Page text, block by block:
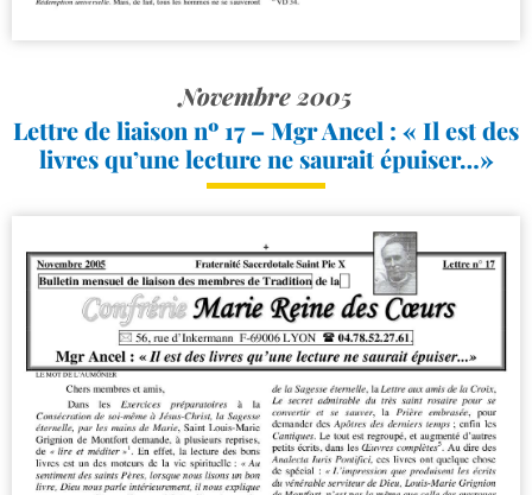
Novembre 2005
Lettre de liaison nº 17 – Mgr Ancel : « Il est des
livres qu’une lecture ne saurait épuiser…»